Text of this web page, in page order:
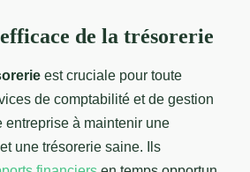
de la trésorerie
est cruciale pour toute
de comptabilité et de gestion
entreprise à maintenir une
une trésorerie saine. Ils